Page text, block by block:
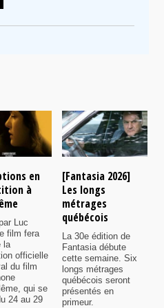
en
à
Luc
film fera
la
officielle
du film
qui se
24 au 29
[Fantasia 2026]
Les longs
métrages
québécois
La 30e édition de
Fantasia débute
cette semaine. Six
longs métrages
québécois seront
présentés en
primeur.